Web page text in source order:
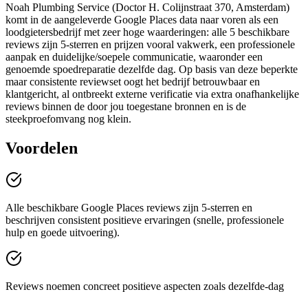
Noah Plumbing Service (Doctor H. Colijnstraat 370, Amsterdam)
komt in de aangeleverde Google Places data naar voren als een
loodgietersbedrijf met zeer hoge waarderingen: alle 5 beschikbare
reviews zijn 5-sterren en prijzen vooral vakwerk, een professionele
aanpak en duidelijke/soepele communicatie, waaronder een
genoemde spoedreparatie dezelfde dag. Op basis van deze beperkte
maar consistente reviewset oogt het bedrijf betrouwbaar en
klantgericht, al ontbreekt externe verificatie via extra onafhankelijke
reviews binnen de door jou toegestane bronnen en is de
steekproefomvang nog klein.
Voordelen
Alle beschikbare Google Places reviews zijn 5-sterren en
beschrijven consistent positieve ervaringen (snelle, professionele
hulp en goede uitvoering).
Reviews noemen concreet positieve aspecten zoals dezelfde-dag